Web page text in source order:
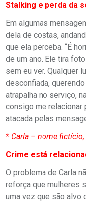
Stalking e perda da
Em algumas
dela de costas,
que ela perceba. “É
de um ano. Ele tira
sem eu ver. Qualquer
desconfiada,
atrapalha no serviço,
consigo me
atacada pelas
* Carla – nome
Crime está
O problema de Carla
reforça que mulheres
uma vez que são alvo